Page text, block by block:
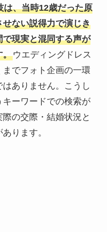
は、当時12歳だった原
ない説得力で演じき
現実と混同する声が
。ウエディングドレス
でフォト企画の一環
ありません。こうし
ーワードでの検索が
の交際・結婚状況と
ります。